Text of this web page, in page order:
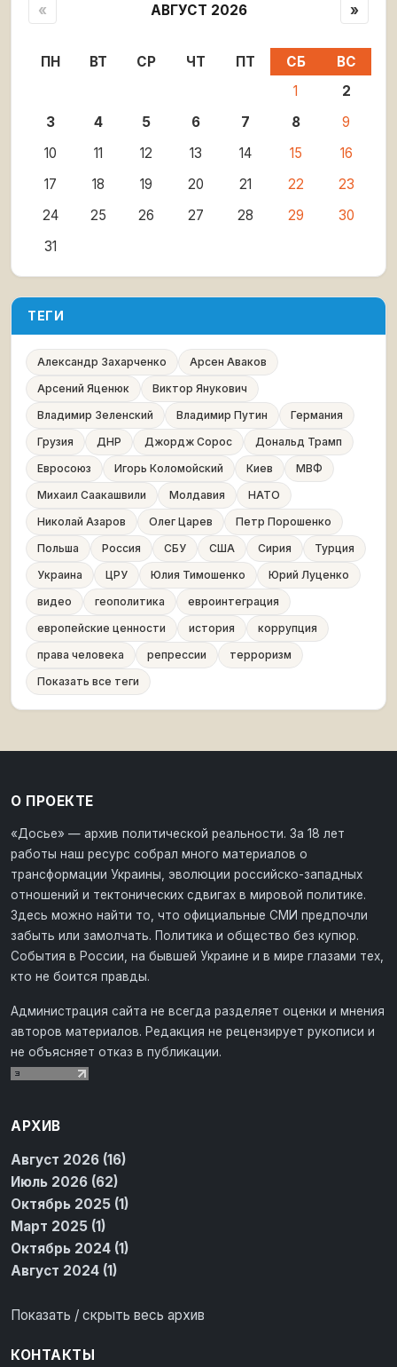
« АВГУСТ 2026 »
ПН ВТ СР ЧТ ПТ СБ
ВС
1
2
3
4 5 6 7 8
9
10
11 12 13 14 15
16
17
18 19 20 21 22
23
24
25 26 27 28 29
30
31
ТЕГИ
Александр Захарченко
Арсен Аваков
Арсений Яценюк
Виктор Янукович
Владимир Зеленский
Владимир Путин
Германия
Грузия
ДНР Джордж Сорос
Дональд Трамп
Евросоюз
Игорь Коломойский Киев
МВФ
Михаил Саакашвили
Молдавия
НАТО
Николай Азаров
Олег Царев
Петр Порошенко
Польша
Россия СБУ США Сирия
Турция
Украина
ЦРУ Юлия Тимошенко
Юрий Луценко
видео
геополитика
евроинтеграция
европейские ценности
история
коррупция
права человека
репрессии
терроризм
Показать все теги
О ПРОЕКТЕ
«Досье» — архив политической реальности. За 18 лет
работы наш ресурс собрал много материалов о
трансформации Украины, эволюции российско-западных
отношений и тектонических сдвигах в мировой политике.
Здесь можно найти то, что официальные СМИ предпочли
забыть или замолчать. Политика и общество без купюр.
События в России, на бывшей Украине и в мире глазами тех,
кто не боится правды.
Администрация сайта не всегда разделяет оценки и мнения
авторов материалов. Редакция не рецензирует рукописи и
не объясняет отказ в публикации.
АРХИВ
Август 2026 (16)
Июль 2026 (62)
Октябрь 2025 (1)
Март 2025 (1)
Октябрь 2024 (1)
Август 2024 (1)
Показать / скрыть весь архив
КОНТАКТЫ